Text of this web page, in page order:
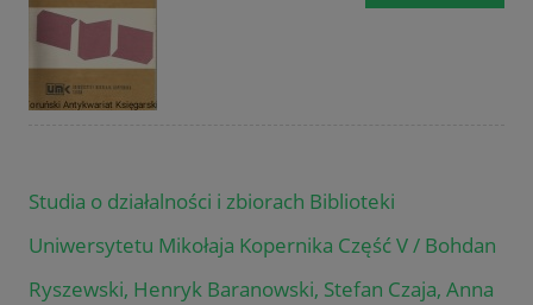
Studia o działalności i zbiorach Biblioteki
Uniwersytetu Mikołaja Kopernika Część V / Bohdan
Ryszewski, Henryk Baranowski, Stefan Czaja, Anna